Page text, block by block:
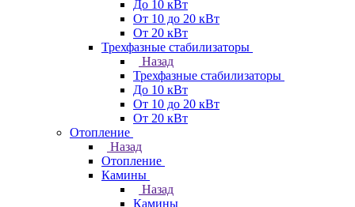
До 10 кВт
От 10 до 20 кВт
От 20 кВт
Трехфазные стабилизаторы
Назад
Трехфазные стабилизаторы
До 10 кВт
От 10 до 20 кВт
От 20 кВт
Отопление
Назад
Отопление
Камины
Назад
Камины